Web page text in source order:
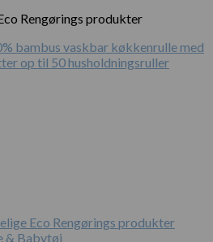
Rengørings produkter
bambus vaskbar køkkenrulle med
op til 50 husholdningsruller
Eco Rengørings produkter
& Babytøj